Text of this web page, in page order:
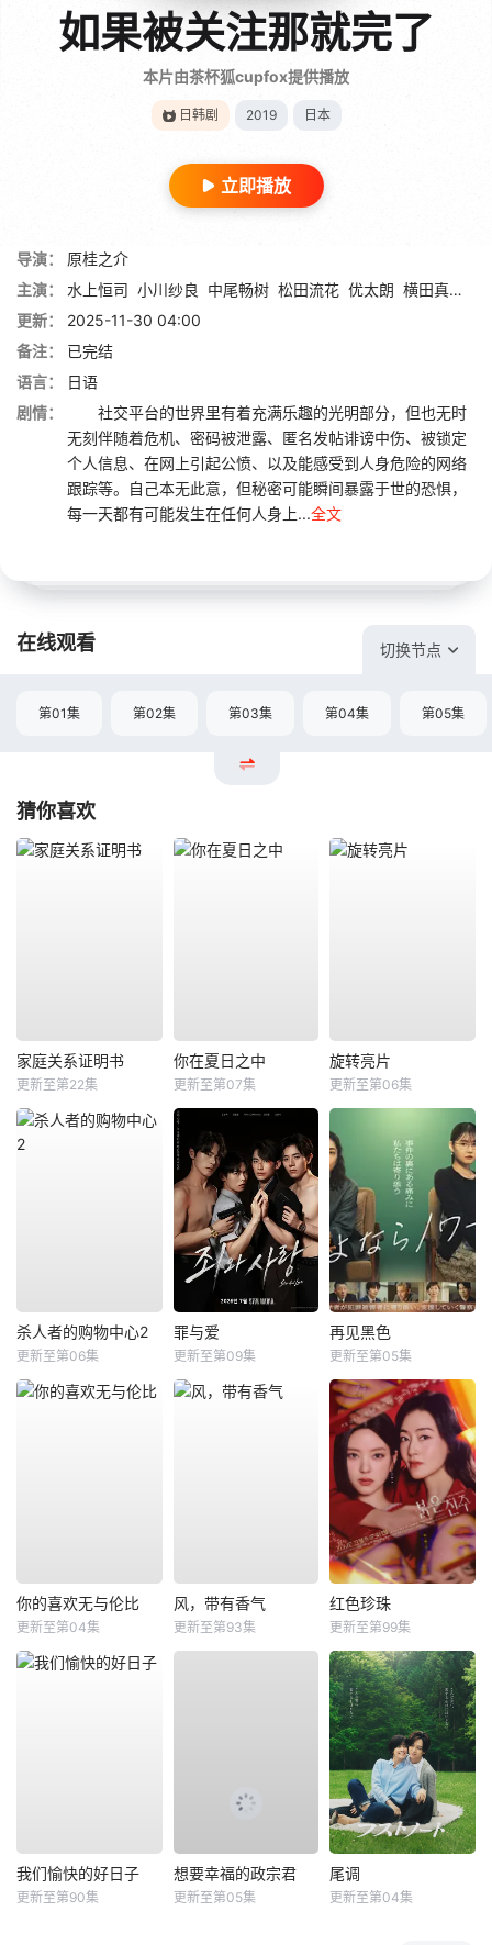
如果被关注那就完了
本片由茶杯狐cupfox提供播放
日韩剧 2019 日本
立即播放
导演：
原桂之介
主演：
水上恒司 小川纱良 中尾畅树 松田流花 优太朗 横田真悠
更新：
2025-11-30 04:00
备注：
已完结
语言：
日语
剧情：
社交平台的世界里有着充满乐趣的光明部分，但也无时
无刻伴随着危机、密码被泄露、匿名发帖诽谤中伤、被锁定
个人信息、在网上引起公愤、以及能感受到人身危险的网络
跟踪等。自己本无此意，但秘密可能瞬间暴露于世的恐惧，
每一天都有可能发生在任何人身上...全文
在线观看 切换节点
第01集 第02集 第03集 第04集 第05集
猜你喜欢
家庭关系证明书
更新至第22集
你在夏日之中
更新至第07集
旋转亮片
更新至第06集
杀人者的购物中心2
更新至第06集
罪与爱
更新至第09集
再见黑色
更新至第05集
你的喜欢无与伦比
更新至第04集
风，带有香气
更新至第93集
红色珍珠
更新至第99集
我们愉快的好日子
更新至第90集
想要幸福的政宗君
更新至第05集
尾调
更新至第04集